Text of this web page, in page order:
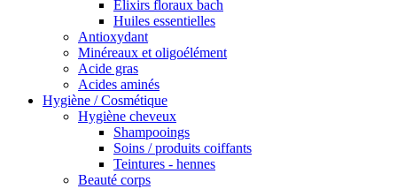
Elixirs floraux bach
Huiles essentielles
Antioxydant
Minéreaux et oligoélément
Acide gras
Acides aminés
Hygiène / Cosmétique
Hygiène cheveux
Shampooings
Soins / produits coiffants
Teintures - hennes
Beauté corps